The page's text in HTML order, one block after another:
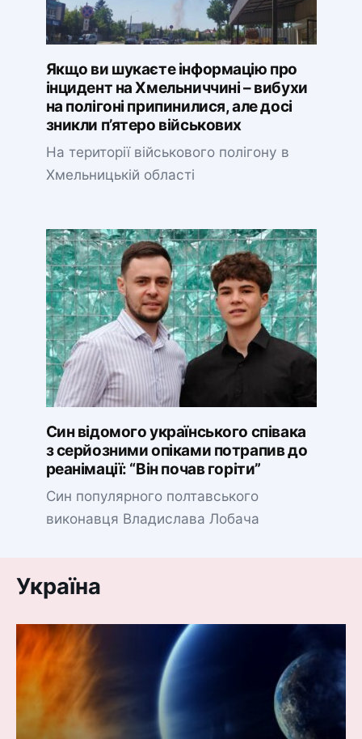
Якщо ви шукаєте інформацію про
інцидент на Хмельниччині – вибухи
на полігоні припинилися, але досі
зникли п’ятеро військових
На території військового полігону в
Хмельницькій області
Син відомого українського співака
з серйозними опіками потрапив до
реанімації: “Він почав горіти”
Син популярного полтавського
виконавця Владислава Лобача
Україна